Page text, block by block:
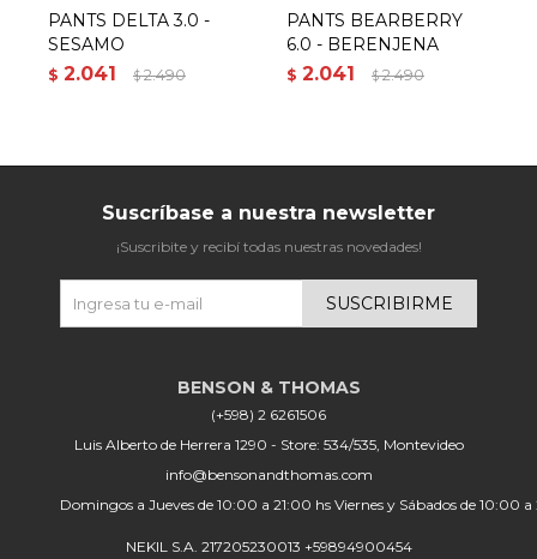
PANTS DELTA 3.0 -
SESAMO
$ 2.041 $ 2.490
PANTS BEARBERRY
6.0 - BERENJENA
$ 2.041 $ 2.490
(+598) 2 6261506
Luis Alberto de Herrera 1290 - Store: 534/535, Montevideo
info@bensonandthomas.com
Domingos a Jueves de 10:00 a 21:00 hs Viernes y Sábados de 10:00
NEKIL S.A. 217205230013 +59894900454
Suscríbase a nuestra newsletter
¡Suscribite y recibí todas nuestras novedades!
SUSCRIBIRME